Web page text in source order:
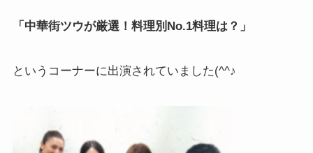
「中華街ツウが厳選！料理別No.1料理は？」
というコーナーに出演されていました(^^♪